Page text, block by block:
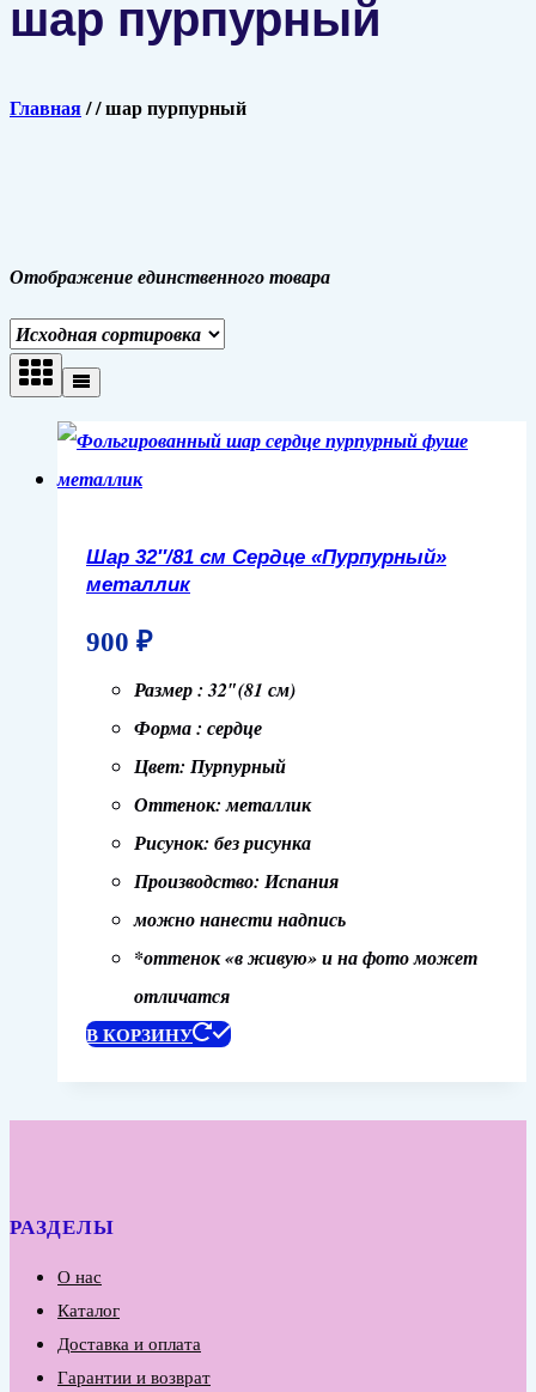
шар пурпурный
Главная//шар пурпурный
Отображение единственного товара
Шар 32″/81 см Сердце «Пурпурный»
металлик
900 ₽
Размер : 32″(81 см)
Форма : сердце
Цвет: Пурпурный
Оттенок: металлик
Рисунок: без рисунка
Производство: Испания
можно нанести надпись
*оттенок «в живую» и на фото может
отличатся
В КОРЗИНУ
РАЗДЕЛЫ
О нас
Каталог
Доставка и оплата
Гарантии и возврат